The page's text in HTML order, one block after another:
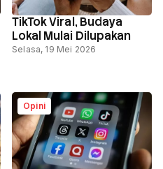
TikTok Viral, Budaya
Lokal Mulai Dilupakan
Selasa, 19 Mei 2026
Opini